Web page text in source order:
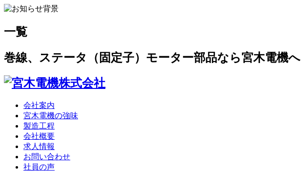
一覧
巻線、ステータ（固定子）モーター部品なら宮木電機へ
会社案内
宮木電機の強味
製造工程
会社概要
求人情報
お問い合わせ
社員の声